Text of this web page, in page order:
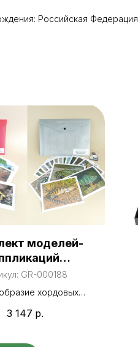
Российская Федерация
моделей-
GR-000188
хордовых
и «Цикл
лягушки»
3 147 р.